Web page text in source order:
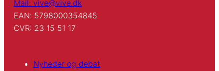
Mail: vive@vive.dk
EAN: 5798000354845
CVR: 23 15 51 17
Nyheder og debat